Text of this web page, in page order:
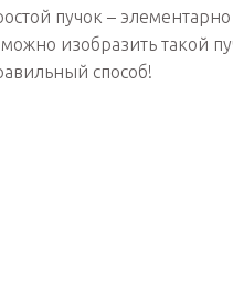
пучок –
изобразить такой
способ!